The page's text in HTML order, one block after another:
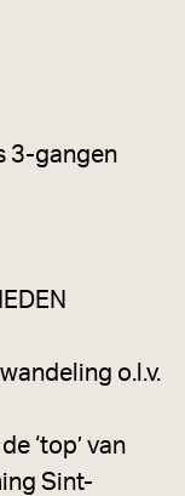
3-gangen
o.l.v.
‘top’ van
Sint-